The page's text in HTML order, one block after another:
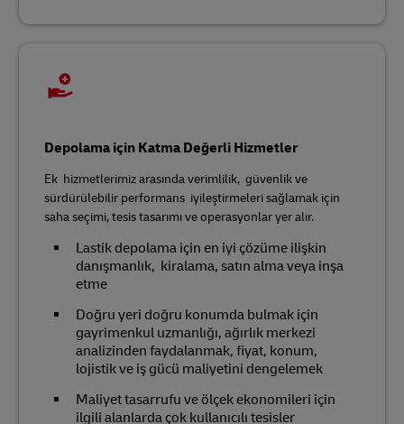
Depolama için Katma Değerli Hizmetler
Ek hizmetlerimiz arasında verimlilik, güvenlik ve
sürdürülebilir performans iyileştirmeleri sağlamak için
saha seçimi, tesis tasarımı ve operasyonlar yer alır.
Lastik depolama için en iyi çözüme ilişkin
danışmanlık, kiralama, satın alma veya inşa
etme
Doğru yeri doğru konumda bulmak için
gayrimenkul uzmanlığı, ağırlık merkezi
analizinden faydalanmak, fiyat, konum,
lojistik ve iş gücü maliyetini dengelemek
Maliyet tasarrufu ve ölçek ekonomileri için
ilgili alanlarda çok kullanıcılı tesisler